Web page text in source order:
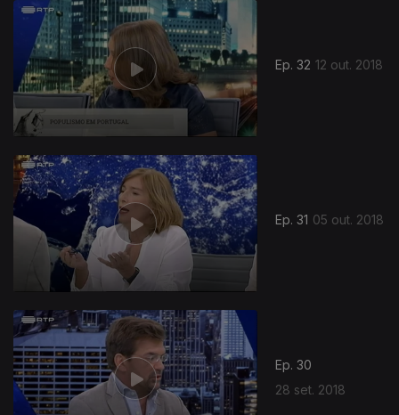
Ep. 32 12 out. 2018
Ep. 31 05 out. 2018
Ep. 30
28 set. 2018
367095